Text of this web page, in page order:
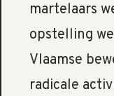
martelaars
opstelling
Vlaamse
radicale